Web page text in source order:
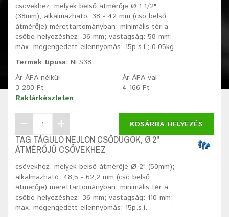
csövekhez, melyek belső átmérője Ø 1 1/2"
(38mm); alkalmazható: 38 - 42 mm (csö belső
átmérője) mérettartományban; minimális tér a
csőbe helyezéshez: 36 mm; vastagság: 58 mm;
max. megengedett ellennyomás: 15p.s.i.; 0.05kg
Termék típusa: NES38
Ár ÁFA nélkül
3 280 Ft
Ár ÁFA-val
4 166 Ft
Raktárkészleten
KOSÁRBA HELYEZÉS
TAG TÁGULÓ NEJLON CSŐDUGÓK, Ø 2"
ÁTMÉRŐJŰ CSÖVEKHEZ
csövekhez, melyek belső átmérője Ø 2" (50mm);
alkalmazható: 48,5 - 62,2 mm (csö belső
átmérője) mérettartományban; minimális tér a
csőbe helyezéshez: 36 mm; vastagság: 110 mm;
max. megengedett ellennyomás: 15p.s.i.